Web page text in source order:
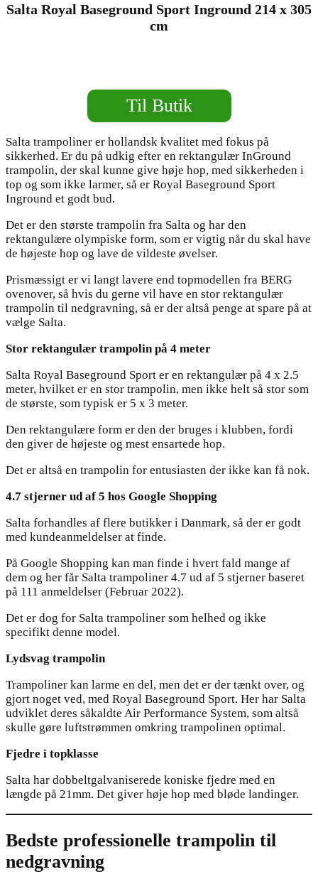
Salta Royal Baseground Sport Inground 214 x 305
cm
Til Butik
Salta trampoliner er hollandsk kvalitet med fokus på
sikkerhed. Er du på udkig efter en rektangulær InGround
trampolin, der skal kunne give høje hop, med sikkerheden i
top og som ikke larmer, så er Royal Baseground Sport
Inground et godt bud.
Det er den største trampolin fra Salta og har den
rektangulære olympiske form, som er vigtig når du skal have
de højeste hop og lave de vildeste øvelser.
Prismæssigt er vi langt lavere end topmodellen fra BERG
ovenover, så hvis du gerne vil have en stor rektangulær
trampolin til nedgravning, så er der altså penge at spare på at
vælge Salta.
Stor rektangulær trampolin på 4 meter
Salta Royal Baseground Sport er en rektangulær på 4 x 2.5
meter, hvilket er en stor trampolin, men ikke helt så stor som
de største, som typisk er 5 x 3 meter.
Den rektangulære form er den der bruges i klubben, fordi
den giver de højeste og mest ensartede hop.
Det er altså en trampolin for entusiasten der ikke kan få nok.
4.7 stjerner ud af 5 hos Google Shopping
Salta forhandles af flere butikker i Danmark, så der er godt
med kundeanmeldelser at finde.
På Google Shopping kan man finde i hvert fald mange af
dem og her får Salta trampoliner 4.7 ud af 5 stjerner baseret
på 111 anmeldelser (Februar 2022).
Det er dog for Salta trampoliner som helhed og ikke
specifikt denne model.
Lydsvag trampolin
Trampoliner kan larme en del, men det er der tænkt over, og
gjort noget ved, med Royal Baseground Sport. Her har Salta
udviklet deres såkaldte Air Performance System, som altså
skulle gøre luftstrømmen omkring trampolinen optimal.
Fjedre i topklasse
Salta har dobbeltgalvaniserede koniske fjedre med en
længde på 21mm. Det giver høje hop med bløde landinger.
Bedste professionelle trampolin til
nedgravning